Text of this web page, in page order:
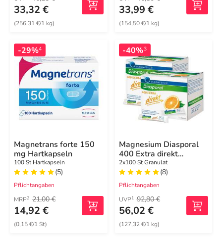
33,32 €
(256,31 €/1 kg)
33,99 €
(154,50 €/1 kg)
-29%4
Magnetrans forte 150
mg Hartkapseln
100 St Hartkapseln
(5)
Pflichtangaben
MRP2 21,00 €
14,92 €
(0,15 €/1 St)
-40%3
Magnesium Diasporal
400 Extra direkt
Granulat
2x100 St Granulat
(8)
Pflichtangaben
UVP1 92,80 €
56,02 €
(127,32 €/1 kg)